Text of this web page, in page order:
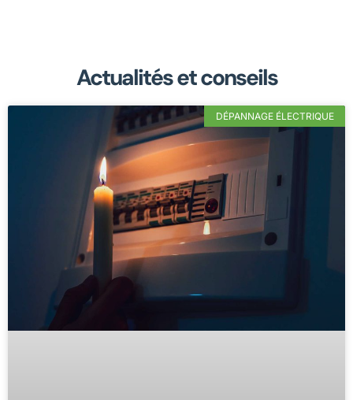
Actualités et conseils
DÉPANNAGE ÉLECTRIQUE